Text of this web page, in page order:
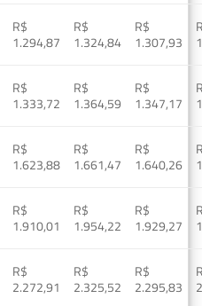
R$
1.294,87
R$
1.324,84
R$
1.307,93
R$
1.333,72
R$
1.364,59
R$
1.347,17
R$
1.623,88
R$
1.661,47
R$
1.640,26
R$
1.910,01
R$
1.954,22
R$
1.929,27
R$
2.272,91
R$
2.325,52
R$
2.295,83